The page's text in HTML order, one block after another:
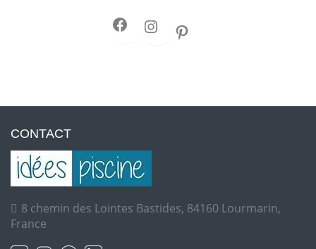
CONTACT
8 chemin des Lointes Bastides, 84160 Lourmarin,
France